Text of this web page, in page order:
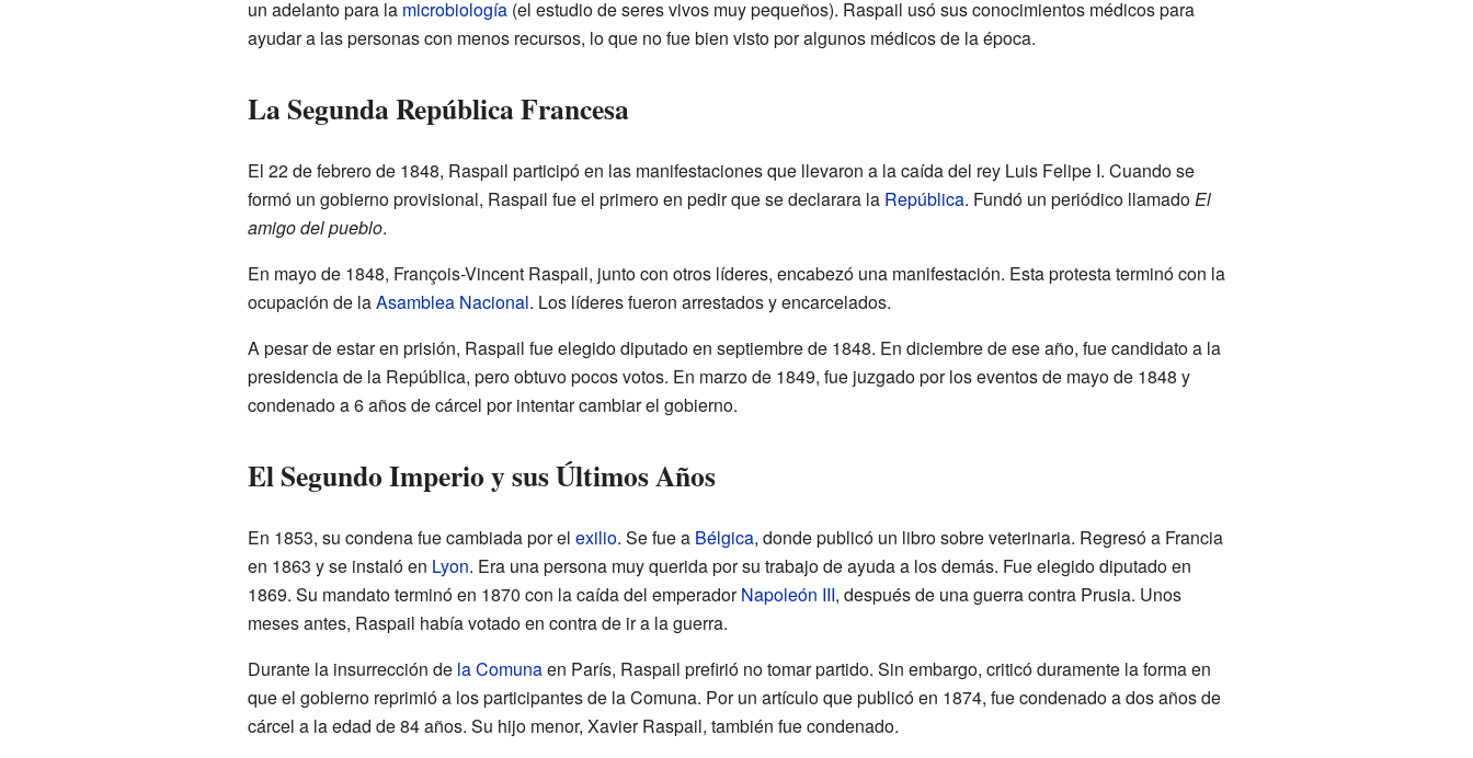
un adelanto para la microbiología(el estudio de seres vivos muy pequeños). Raspail usó sus conocimientos médicos para
ayudar a las personas con menos recursos, lo que no fue bien visto por algunos médicos de la época.
La Segunda República Francesa
El 22 de febrero de 1848, Raspail participó en las manifestaciones que llevaron a la caída del rey Luis Felipe I. Cuando se
formó un gobierno provisional, Raspail fue el primero en pedir que se declarara la República. Fundó un periódico llamadoEl
amigo del pueblo.
En mayo de 1848, François-Vincent Raspail, junto con otros líderes, encabezó una manifestación. Esta protesta terminó con la
ocupación de laAsamblea Nacional. Los líderes fueron arrestados y encarcelados.
A pesar de estar en prisión, Raspail fue elegido diputado en septiembre de 1848. En diciembre de ese año, fue candidato a la
presidencia de la República, pero obtuvo pocos votos. En marzo de 1849, fue juzgado por los eventos de mayo de 1848 y
condenado a 6 años de cárcel por intentar cambiar el gobierno.
El Segundo Imperio y sus Últimos Años
En 1853, su condena fue cambiada por el exilio. Se fue a Bélgica, donde publicó un libro sobre veterinaria. Regresó a Francia
en 1863 y se instaló en Lyon. Era una persona muy querida por su trabajo de ayuda a los demás. Fue elegido diputado en
1869. Su mandato terminó en 1870 con la caída del emperadorNapoleón III, después de una guerra contra Prusia. Unos
meses antes, Raspail había votado en contra de ir a la guerra.
Durante la insurrección de la Comunaen París, Raspail prefirió no tomar partido. Sin embargo, criticó duramente la forma en
que el gobierno reprimió a los participantes de la Comuna. Por un artículo que publicó en 1874, fue condenado a dos años de
cárcel a la edad de 84 años. Su hijo menor, Xavier Raspail, también fue condenado.